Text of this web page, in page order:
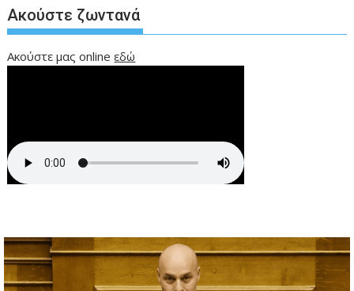
Ακούστε ζωντανά
Ακούστε μας onlineεδώ